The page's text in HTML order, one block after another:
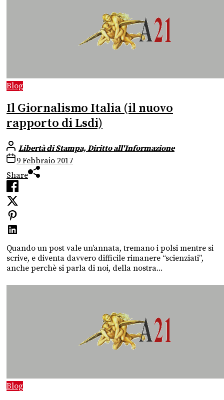
Blog
Il Giornalismo Italia (il nuovo
rapporto di Lsdi)
Libertà di Stampa, Diritto all'Informazione
9 Febbraio 2017
Share
Quando un post vale un’annata, tremano i polsi mentre si
scrive, e diventa davvero difficile rimanere “scienziati”,
anche perchè si parla di noi, della nostra...
Blog